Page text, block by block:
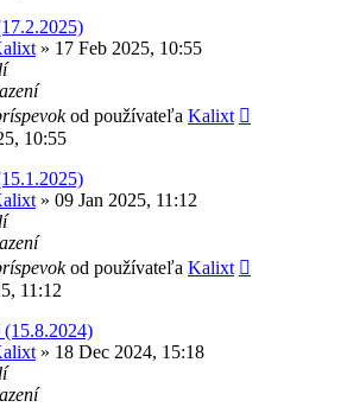
» 17 Feb 2025, 10:55
od používateľa Kalixt
10:55
» 09 Jan 2025, 11:12
od používateľa Kalixt
11:12
» 18 Dec 2024, 15:18